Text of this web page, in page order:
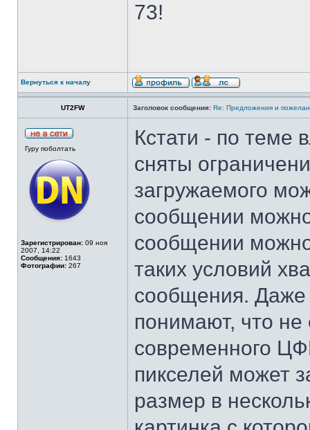
73!
Вернуться к началу
UT2FW Заголовок сообщения: Re: Предложения и
Гуру поболтать
Зарегистрирован: 09 ноя
2007, 14:22
Сообщения: 1643
Фотографии: 267
Кстати - по теме
сняты
загружаемого
сообщении
сообщении
таких условий
сообщения. Даже
понимают, что
современного
пикселей может
размер в